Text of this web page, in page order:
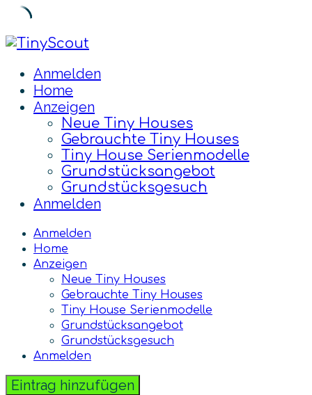
Skip
content
Anmelden
Home
Anzeigen
Neue Tiny Houses
Gebrauchte Tiny Houses
Tiny House Serienmodelle
Grundstücksangebot
Grundstücksgesuch
Anmelden
Anmelden
Home
Anzeigen
Neue Tiny Houses
Gebrauchte Tiny Houses
Tiny House Serienmodelle
Grundstücksangebot
Grundstücksgesuch
Anmelden
Eintrag hinzufügen